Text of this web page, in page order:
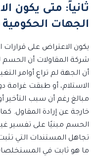
ثانياً: متى يكون
الجهات
يكون الاعتراض على
شركة المقاولات أن الحسم
أن الجهة لم تراعِ أوامر
الاستلام، أو طبقت غرامة
مبالغ رغم أن سبب التأخير
خارجة عن إرادة المقاول.
الحسم مبنيًا على تفسير
تجاهل المستندات التي تثبت
ما هو ثابت في